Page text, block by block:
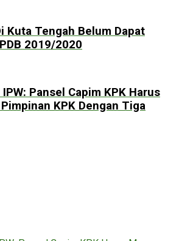
Kuta Tengah Belum Dapat
2019/2020
Pansel Capim KPK Harus
KPK Dengan Tiga